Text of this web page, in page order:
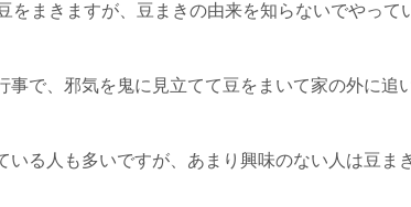
をまきますが、豆まきの由来を知らないでやって
で、邪気を鬼に見立てて豆をまいて家の外に追
る人も多いですが、あまり興味のない人は豆ま